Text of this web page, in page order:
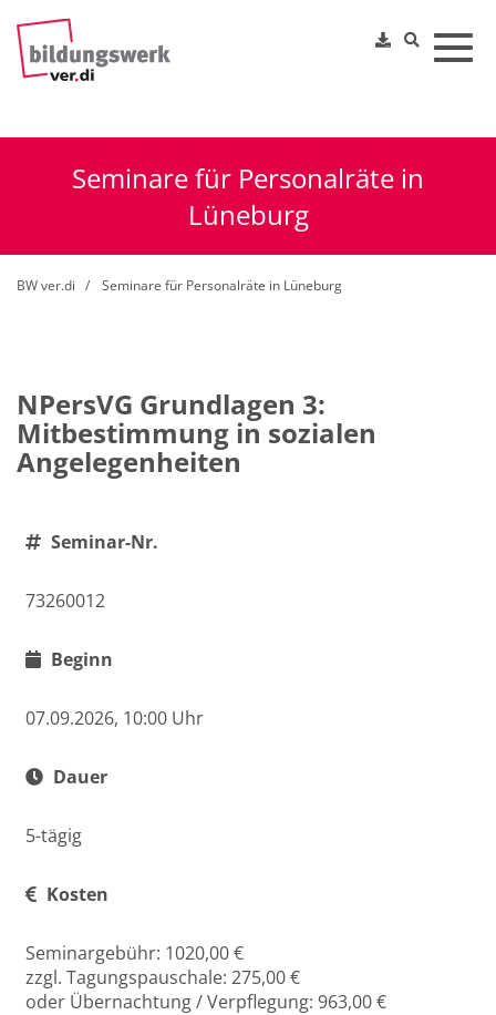
Seminare für Personalräte in
Lüneburg
BW ver.di Seminare für Personalräte in Lüneburg
NPersVG Grundlagen 3:
Mitbestimmung in sozialen
Angelegenheiten
Seminar-Nr.
73260012
Beginn
07.09.2026, 10:00 Uhr
Dauer
5-tägig
Kosten
Seminargebühr: 1020,00 €
zzgl. Tagungspauschale: 275,00 €
oder Übernachtung / Verpflegung: 963,00 €